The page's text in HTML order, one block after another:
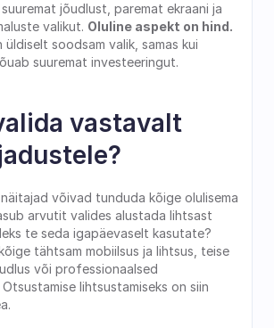
jõudlust, paremat ekraani ja
valikut.
üldiselt soodsam valik, samas kui
suuremat investeeringut.
vastavalt
võivad tunduda kõige olulisema
arvutit valides alustada lihtsast
te seda igapäevaselt kasutate?
tähtsam mobiilsus ja lihtsus, teise
või professionaalsed
lihtsustamiseks on siin